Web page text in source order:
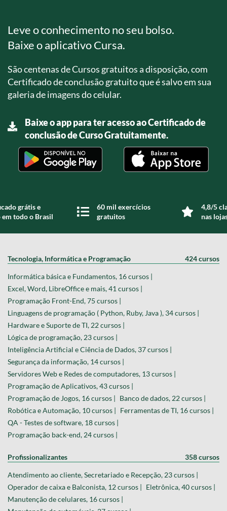
Leve o conhecimento no seu bolso.
Baixe o aplicativo Cursa.
São centenas de Cursos gratuitos a disposição, com
Certificado de conclusão gratuito que é salvo em sua
galeria de imagens do celular.
Baixe o app para ter acesso ao Certificado de
conclusão de Curso Gratuitamente.
grátis e
todo o Brasil
60 mil exercícios
gratuitos
4,8/5
nas
Tecnologia, Informática e Programação 424 cursos
Informática básica e Fundamentos, 16 cursos |
Excel, Word, LibreOffice e mais, 41 cursos |
Programação Front-End, 75 cursos |
Linguagens de programação ( Python, Ruby, Java ), 34 cursos |
Hardware e Suporte de TI, 22 cursos |
Lógica de programação, 23 cursos |
Inteligência Artificial e Ciência de Dados, 37 cursos |
Segurança da informação, 14 cursos |
Servidores Web e Redes de computadores, 13 cursos |
Programação de Aplicativos, 43 cursos |
Programação de Jogos, 16 cursos | Banco de dados, 22 cursos |
Robótica e Automação, 10 cursos | Ferramentas de TI, 16 cursos |
QA - Testes de software, 18 cursos |
Programação back-end, 24 cursos |
Profissionalizantes 358 cursos
Atendimento ao cliente, Secretariado e Recepção, 23 cursos |
Operador de caixa e Balconista, 12 cursos | Eletrônica, 40 cursos |
Manutenção de celulares, 16 cursos |